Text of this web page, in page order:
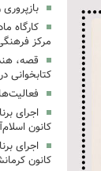
کارگاه
مرکز
قصه،
کتابخوانی
کانون
کانون